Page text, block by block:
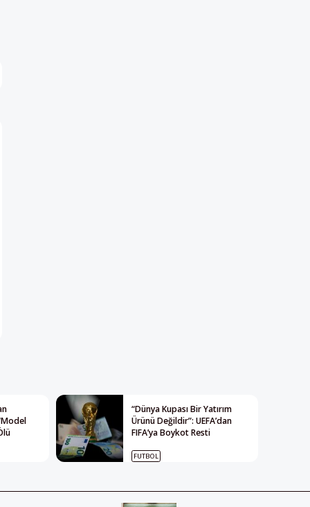
“Dünya Kupası Bir Yatırım
Ürünü Değildir”: UEFA’dan
FIFA’ya Boykot Resti
FUTBOL